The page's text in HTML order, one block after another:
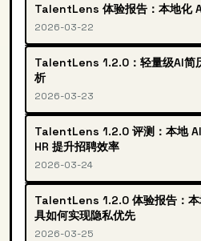
TalentLens 体验报告：本地化
2026-03-22
TalentLens 1.2.0：轻量级AI简
析
2026-03-23
TalentLens 1.2.0 评测：本地
HR 提升招聘效率
2026-03-24
TalentLens 1.2.0 体验报告：本
具如何实现隐私优先
2026-03-25